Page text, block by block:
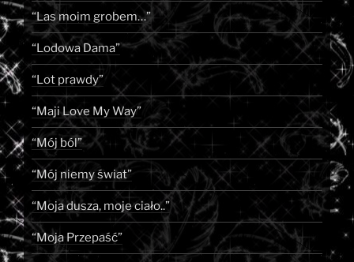
“Las moim grobem…”
“Lodowa Dama”
“Lot prawdy”
“Maji Love My Way”
“Mój ból”
“Mój niemy świat”
“Moja dusza, moje ciało..”
“Moja Przepaść”